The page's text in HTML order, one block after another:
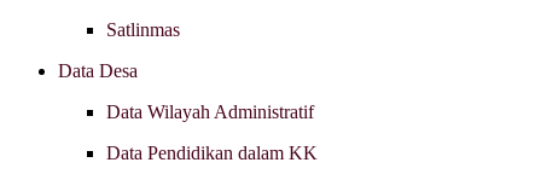
Satlinmas
Data Desa
Data Wilayah Administratif
Data Pendidikan dalam KK